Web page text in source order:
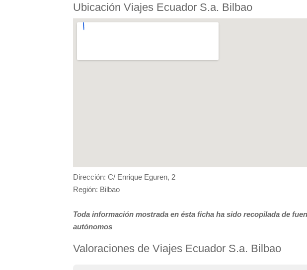
Ubicación Viajes Ecuador S.a. Bilbao
Dirección: C/ Enrique Eguren, 2
Región: Bilbao
Toda información mostrada en ésta ficha ha sido recopilada de
autónomos
Valoraciones de Viajes Ecuador S.a. Bilbao